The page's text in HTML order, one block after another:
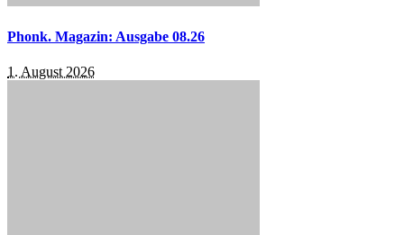
Phonk. Magazin: Ausgabe 08.26
1. August 2026